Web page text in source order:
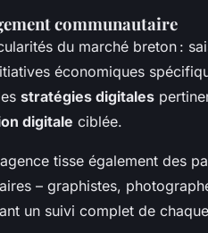
communautaire
du marché breton :
économiques
stratégies digitales
digitale ciblée.
tisse également des
– graphistes,
un suivi complet de